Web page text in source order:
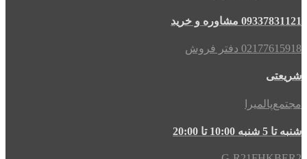
09337831121 مشاوره و خرید
02177615918 دفتر فروش
شریعتی
مجتمع‌پالمیرا
شنبه تا 5 شنبه 10:00 تا 20:00